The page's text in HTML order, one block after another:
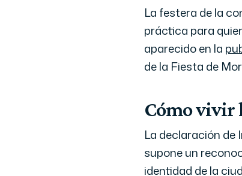
La festera de la
práctica para
aparecido en la
de la Fiesta de
Cómo vivir
La declaración de
supone un
identidad de la